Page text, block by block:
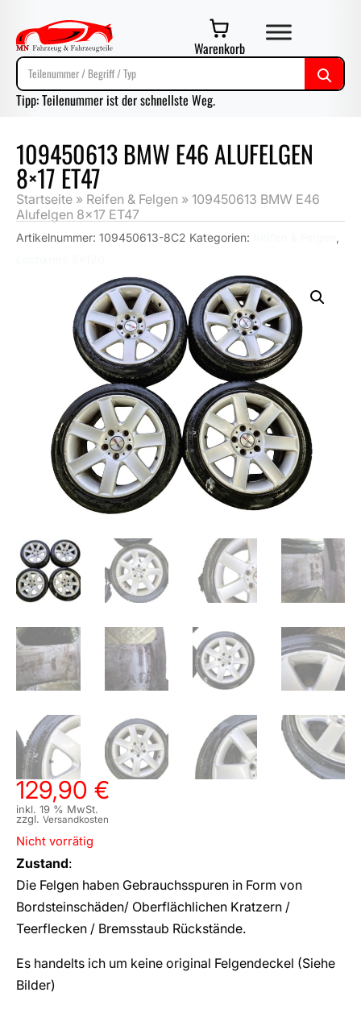
Warenkorb
Tipp: Teilenummer ist der schnellste Weg.
109450613 BMW E46 ALUFELGEN
8×17 ET47
Startseite » Reifen & Felgen » 109450613 BMW E46
Alufelgen 8×17 ET47
Artikelnummer: 109450613-8C2 Kategorien:
,
129,90 €
inkl. 19 % MwSt.
zzgl. Versandkosten
Nicht vorrätig
Zustand:
Die Felgen haben Gebrauchsspuren in Form von
Bordsteinschäden/ Oberflächlichen Kratzern /
Teerflecken / Bremsstaub Rückstände.
Es handelts ich um keine original Felgendeckel (Siehe
Bilder)